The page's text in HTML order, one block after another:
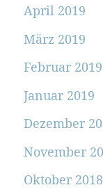
April 2019
März 2019
Februar 2019
Januar 2019
Dezember
November
Oktober 2018